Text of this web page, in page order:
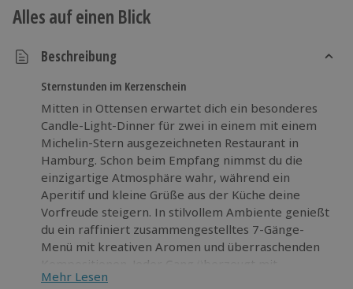
Alles auf einen Blick
Beschreibung
Sternstunden im Kerzenschein
Mitten in Ottensen erwartet dich ein besonderes
Candle-Light-Dinner für zwei in einem mit einem
Michelin-Stern ausgezeichneten Restaurant in
Hamburg. Schon beim Empfang nimmst du die
einzigartige Atmosphäre wahr, während ein
Aperitif und kleine Grüße aus der Küche deine
Vorfreude steigern. In stilvollem Ambiente genießt
du ein raffiniert zusammengestelltes 7-Gänge-
Menü mit kreativen Aromen und überraschenden
Kompositionen. Jeder Gang überzeugt mit
erlesenen Zutaten und viel Liebe zum Detail. Der
Mehr Lesen